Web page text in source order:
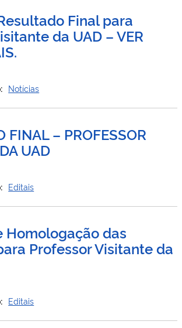
Final para
da UAD – VER
Notícias
FINAL – PROFESSOR
UAD
Editais
Homologação das
Professor Visitante da
Editais